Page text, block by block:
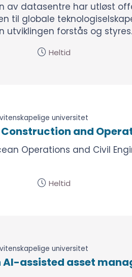
av datasentre har utløst
til globale
utviklingen forstås og styres.
Heltid
universitet
Construction and
Operations and Civil
Heltid
universitet
AI-assisted asset